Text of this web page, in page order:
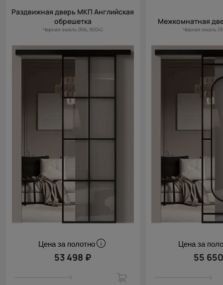
Раздвижная дверь МКП Английская
обрешетка
Черная эмаль (RAL 9004)
Цена за полотно
53 498 ₽
Межкомнатная
Черная эмаль
Цена за
55